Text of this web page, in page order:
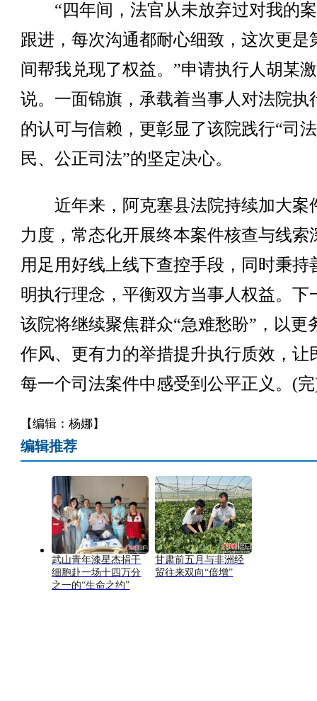
“四年间，法官从未放弃过对我的
跟进，每次沟通都耐心细致，这次更是
间帮我兑现了权益。”申请执行人胡某
说。一面锦旗，承载着当事人对法院执
的认可与信赖，更彰显了该院践行“司
民、公正司法”的坚定决心。
近年来，阿克塞县法院持续加大案
力度，常态化开展终本案件核查与线索
用足用好线上线下查控手段，同时秉持
明执行理念，平衡双方当事人权益。下
该院将继续聚焦群众“急难愁盼”，以更
作风、更有力的举措提升执行质效，让
每一个司法案件中感受到公平正义。(
【编辑：杨娜】
编辑推荐
武山青年漆星杰捐干
细胞赴一场十四万分
之一的“生命之约”
甘肃前五月与非洲经
贸往来双向“倍增”